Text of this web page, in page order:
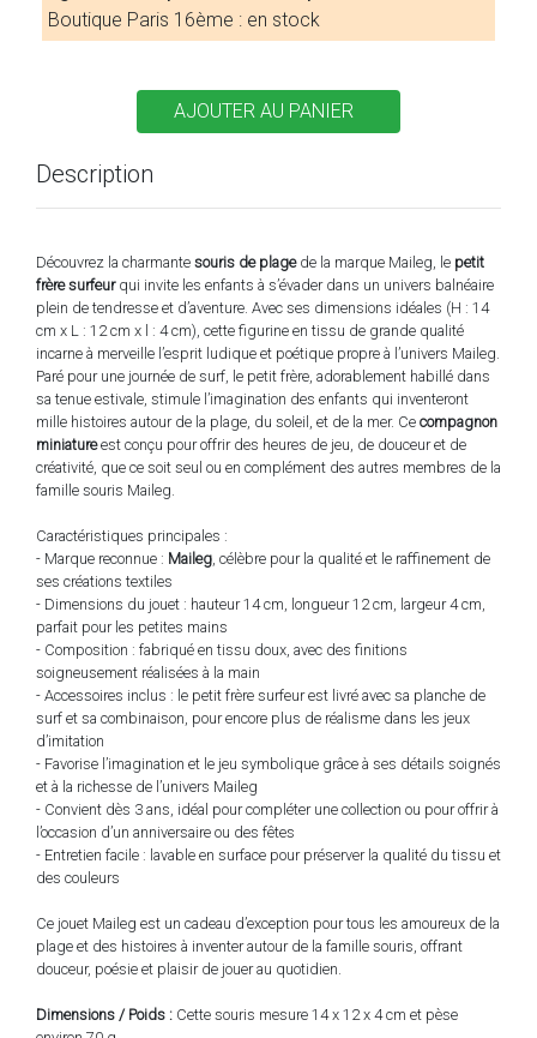
Boutique Paris 16ème : en stock
Description
Découvrez la charmante souris de plagede la marque Maileg, le petit
frère surfeurqui invite les enfants à s’évader dans un univers balnéaire
plein de tendresse et d’aventure. Avec ses dimensions idéales (H : 14
cm x L : 12 cm x l : 4 cm), cette figurine en tissu de grande qualité
incarne à merveille l’esprit ludique et poétique propre à l’univers Maileg.
Paré pour une journée de surf, le petit frère, adorablement habillé dans
sa tenue estivale, stimule l’imagination des enfants qui inventeront
mille histoires autour de la plage, du soleil, et de la mer. Ce compagnon
miniatureest conçu pour offrir des heures de jeu, de douceur et de
créativité, que ce soit seul ou en complément des autres membres de la
famille souris Maileg.
Caractéristiques principales :
- Marque reconnue : Maileg , célèbre pour la qualité et le raffinement de
ses créations textiles
- Dimensions du jouet : hauteur 14 cm, longueur 12 cm, largeur 4 cm,
parfait pour les petites mains
- Composition : fabriqué en tissu doux, avec des finitions
soigneusement réalisées à la main
- Accessoires inclus : le petit frère surfeur est livré avec sa planche de
surf et sa combinaison, pour encore plus de réalisme dans les jeux
d’imitation
- Favorise l’imagination et le jeu symbolique grâce à ses détails soignés
et à la richesse de l’univers Maileg
- Convient dès 3 ans, idéal pour compléter une collection ou pour offrir à
l’occasion d’un anniversaire ou des fêtes
- Entretien facile : lavable en surface pour préserver la qualité du tissu et
des couleurs
Ce jouet Maileg est un cadeau d’exception pour tous les amoureux de la
plage et des histoires à inventer autour de la famille souris, offrant
douceur, poésie et plaisir de jouer au quotidien.
Dimensions / Poids : Cette souris mesure 14 x 12 x 4 cm et pèse